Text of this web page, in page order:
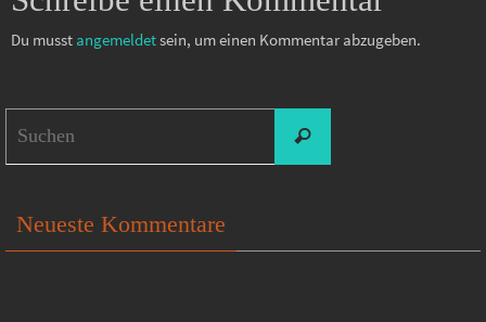
Du musst angemeldetsein, um einen Kommentar abzugeben.
Suchen
Neueste Kommentare